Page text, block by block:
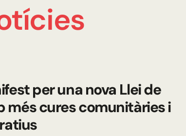
per una nova Llei de
més cures comunitàries i